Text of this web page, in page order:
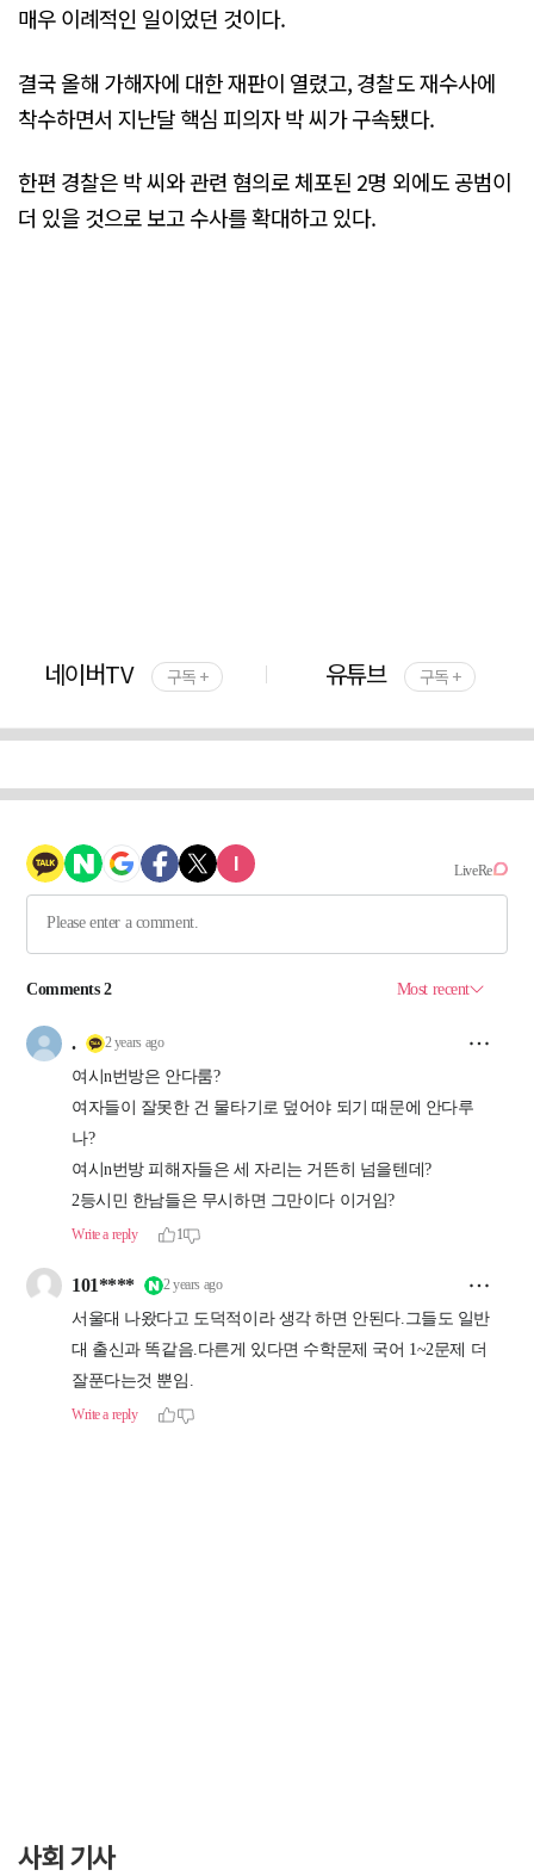
매우 이례적인 일이었던 것이다.
결국 올해 가해자에 대한 재판이 열렸고, 경찰도 재수사에
착수하면서 지난달 핵심 피의자 박 씨가 구속됐다.
한편 경찰은 박 씨와 관련 혐의로 체포된 2명 외에도 공범이
더 있을 것으로 보고 수사를 확대하고 있다.
네이버TV 구독 + 유튜브 구독 +
사회 기사